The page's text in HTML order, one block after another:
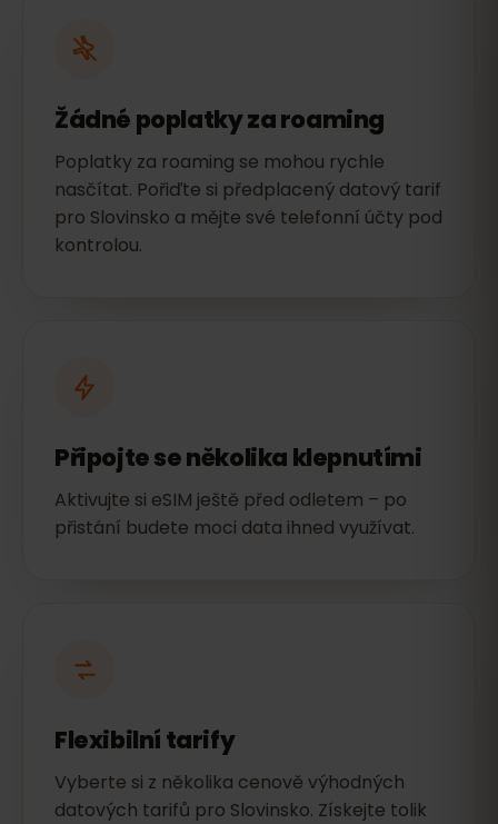
Žádné poplatky za roaming
Poplatky za roaming se mohou rychle
nasčítat. Pořiďte si předplacený datový tarif
pro Slovinsko a mějte své telefonní účty pod
kontrolou.
Připojte se několika klepnutími
Aktivujte si eSIM ještě před odletem – po
přistání budete moci data ihned využívat.
Flexibilní tarify
Vyberte si z několika cenově výhodných
datových tarifů pro Slovinsko. Získejte tolik